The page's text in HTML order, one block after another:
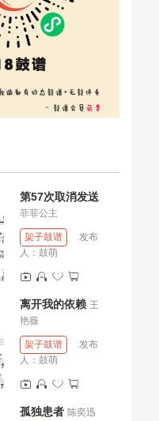
第57次取消发送
菲菲公主
架子鼓谱
发布
人： 鼓萌
离开我的依赖 王
艳薇
架子鼓谱
发布
人： 鼓萌
孤独患者 陈奕迅